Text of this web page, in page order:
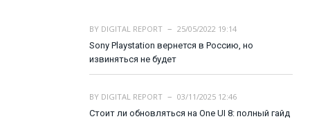
BY DIGITAL REPORT
25/05/2022 19:14
Sony Playstation вернется в Россию, но
извиняться не будет
BY DIGITAL REPORT
03/11/2025 12:46
Стоит ли обновляться на One UI 8: полный гайд